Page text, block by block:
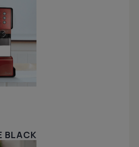
BLACK